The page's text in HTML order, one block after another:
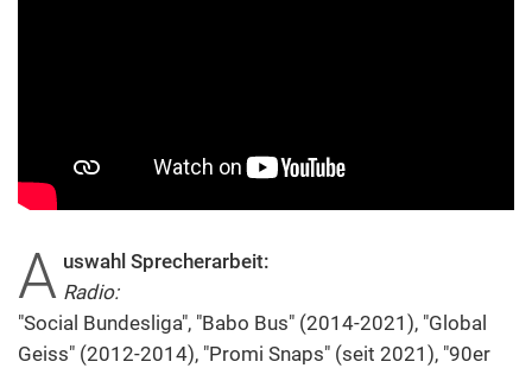
A uswahl Sprecherarbeit:
Radio:
"Social Bundesliga", "Babo Bus" (2014-2021), "Global
Geiss" (2012-2014), "Promi Snaps" (seit 2021), "90er